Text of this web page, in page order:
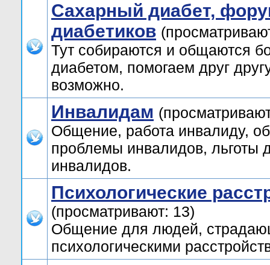
Сахарный диабет,
диабетиков
Тут собираются и общаются
диабетом, помогаем друг
возможно.
Инвалидам
Общение, работа инвалиду,
проблемы инвалидов, льготы
инвалидов.
Психологические
(просматривают: 13)
Общение для людей,
психологическими